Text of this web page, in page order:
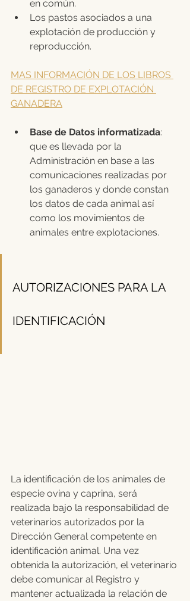
en común.
Los pastos asociados a una
explotación de producción y
reproducción.
MAS INFORMACIÓN DE LOS LIBROS
DE REGISTRO DE EXPLOTACIÓN
GANADERA
Base de Datos informatizada:
que es llevada por la
Administración en base a las
comunicaciones realizadas por
los ganaderos y donde constan
los datos de cada animal así
como los movimientos de
animales entre explotaciones.
AUTORIZACIONES PARA LA
IDENTIFICACIÓN
La identificación de los animales de
especie ovina y caprina, será
realizada bajo la responsabilidad de
veterinarios autorizados por la
Dirección General competente en
identificación animal. Una vez
obtenida la autorización, el veterinario
debe comunicar al Registro y
mantener actualizada la relación de